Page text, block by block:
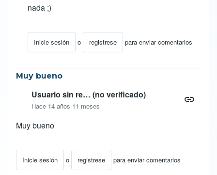
nada ;)
Inicie sesión o registrese para enviar comentarios
En respuesta a APASTYLE porLUIS GERMAN (no
Muy bueno
Usuario sin re… (no verificado)
Hace 14 años 11 meses
Muy bueno
Inicie sesión o registrese para enviar comentarios